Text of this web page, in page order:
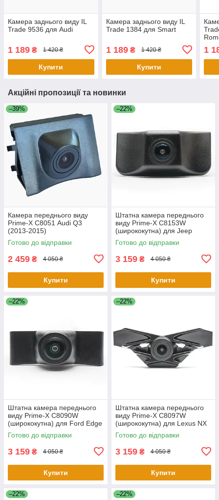
Камера заднього виду IL
Trade 9536 для Audi
1 189 ₴ 1 420 ₴
Купити
Камера заднього виду IL
Trade 1384 для Smart
1 189₴ 1 420 ₴
Купити
1
Акційні пропозиції та новинки
–39%
Камера переднього виду
Prime-X С8051 Audi Q3
(2013-2015)
Готово до відправки
2 459 ₴ 4 050 ₴
Купити
–22%
Штатна камера переднього
виду Prime-X C8153W
(ширококутна) для Jeep
Cherokee 2016-2018
Готово до відправки
3 159 ₴ 4 050 ₴
Купити
–22%
Штатна камера переднього
виду Prime-X C8090W
(ширококутна) для Ford Edge
2015-2017
Готово до відправки
3 159 ₴ 4 050 ₴
Купити
–22%
Штатна камера переднього
виду Prime-X C8097W
(ширококутна) для Lexus NX
2015-2017
Готово до відправки
3 159 ₴ 4 050 ₴
Купити
–22% –22%